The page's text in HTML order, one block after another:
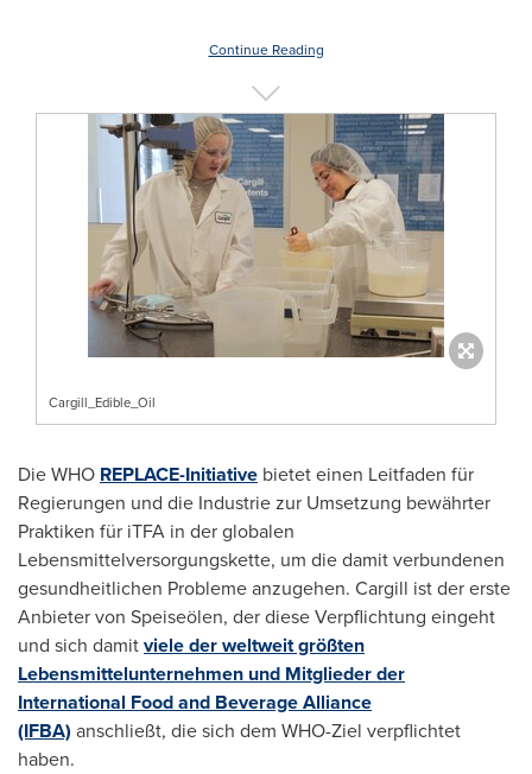
Continue Reading
Cargill_Edible_Oil
Die WHO REPLACE-Initiative bietet einen Leitfaden für
Regierungen und die Industrie zur Umsetzung bewährter
Praktiken für iTFA in der globalen
Lebensmittelversorgungskette, um die damit verbundenen
gesundheitlichen Probleme anzugehen. Cargill ist der erste
Anbieter von Speiseölen, der diese Verpflichtung eingeht
und sich damitviele der weltweit größten
Lebensmittelunternehmen und Mitglieder der
International Food and Beverage Alliance
(IFBA) anschließt, die sich dem WHO-Ziel verpflichtet
haben.